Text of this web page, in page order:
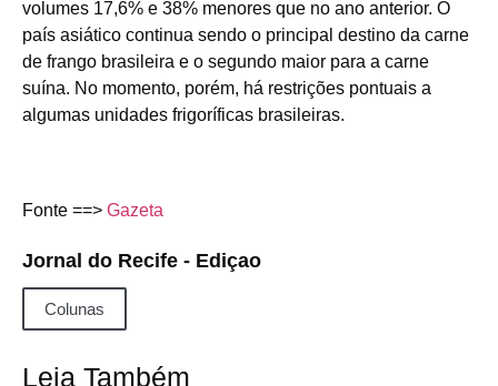
volumes 17,6% e 38% menores que no ano anterior. O
país asiático continua sendo o principal destino da carne
de frango brasileira e o segundo maior para a carne
suína. No momento, porém, há restrições pontuais a
algumas unidades frigoríficas brasileiras.
Fonte ==> Gazeta
Jornal do Recife - Ediçao
Colunas
Leia Também